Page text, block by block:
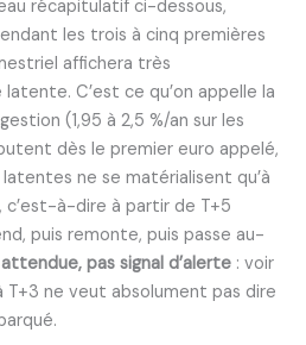
récapitulatif ci-dessous,
les trois à cinq premières
affichera très
C’est ce qu’on appelle la
(1,95 à 2,5 %/an sur les
dès le premier euro appelé,
ne se matérialisent qu’à
à-dire à partir de T+5
puis remonte, puis passe au-
pas signal d’alerte : voir
ne veut absolument pas dire